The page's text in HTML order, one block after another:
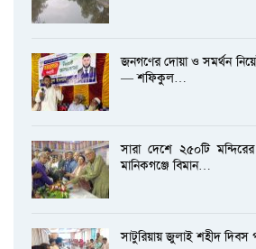
জনগণের দোয়া ও সমর্থন
— শফিকুল…
সারা দেশে ২৫০টি
মানিকগঞ্জে বিমান…
সাটুরিয়ায় জুলাই শহীদ দিবস